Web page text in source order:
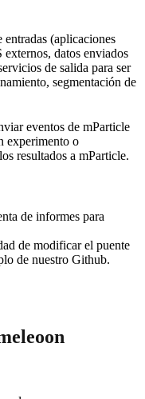
entradas (aplicaciones
externos, datos enviados
de salida para ser
segmentación de
eventos de mParticle
experimento o
resultados a mParticle.
de informes para
de modificar el puente
de nuestro Github.